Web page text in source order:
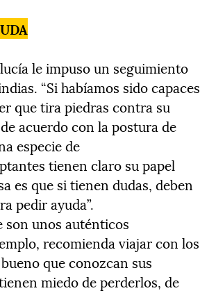
le impuso un seguimiento
“Si habíamos sido capaces
que tira piedras contra su
acuerdo con la postura de
especie de
tienen claro su papel
es que si tienen dudas, deben
pedir ayuda”.
son unos auténticos
recomienda viajar con los
que conozcan sus
miedo de perderlos, de